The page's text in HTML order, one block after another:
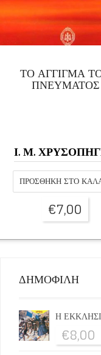
ΤΟ ΑΓΓΙΓΜΑ
ΠΝΕΥΜΑΤΟΣ
Ι. Μ.
ΠΡΟΣΘΉΚΗ ΣΤΟ
€7,00
ΔΗΜΟΦΙΛΗ
Η
€8,00